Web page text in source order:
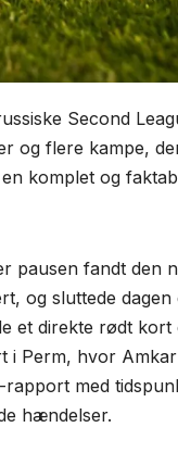
Second
og flere kampe,
komplet og
pausen fandt den
og sluttede
et direkte rødt
Perm, hvor
med
hændelser.